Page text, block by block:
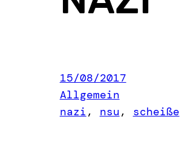
15/08/2017
Allgemein
nazi , nsu, scheiße